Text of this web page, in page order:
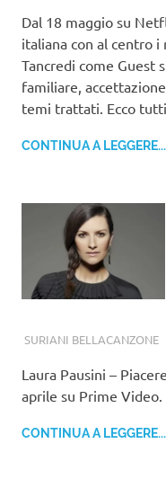
Dal 18 maggio su
italiana con al centro
Tancredi come Guest
familiare,
temi trattati. Ecco
CONTINUA A LEGGERE...
SURIANI BELLACANZONE
Laura Pausini –
aprile su Prime Video.
CONTINUA A LEGGERE...